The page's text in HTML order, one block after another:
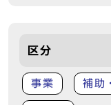
区分
事業 補助